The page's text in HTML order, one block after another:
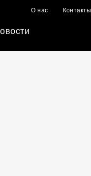
О нас Контакты